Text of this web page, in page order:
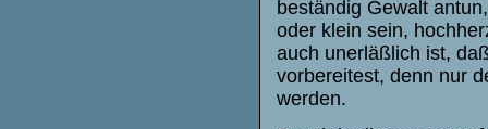
beständig Gewalt
oder klein sein,
auch unerläßlich ist,
vorbereitest, denn nur
werden.